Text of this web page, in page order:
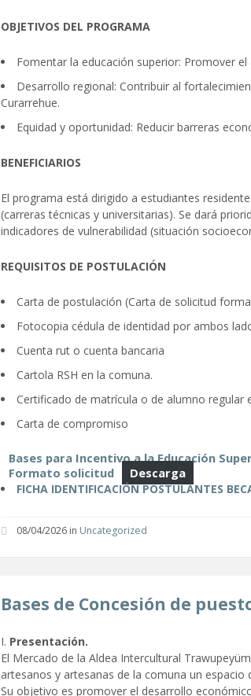
OBJETIVOS DEL PROGRAMA
Fomentar la educación superior: Promover
Desarrollo regional: Contribuir al
Curarrehue.
Equidad y oportunidad: Reducir barreras
BENEFICIARIOS
El programa está dirigido a estudiantes
(carreras técnicas y universitarias). Se dará
indicadores de vulnerabilidad (situación
REQUISITOS DE POSTULACIÓN
Carta de postulación (Carta de solicitud
Fotocopia cédula de identidad por ambos
Cuenta rut o cuenta bancaria
Cartola RSH en la comuna.
Certificado de matrícula o de alumno regular
Carta de compromiso
Bases para Incentivo a la Educación
Formato solicitud
Descarga
FICHA IDENTIFICACIÓN POSTULANTES
08/04/2026in Uncategorized
Bases de Concesión de
I. Presentación.
El Mercado de la Aldea Intercultural
artesanos y artesanas de la comuna un
Su objetivo es promover el desarrollo